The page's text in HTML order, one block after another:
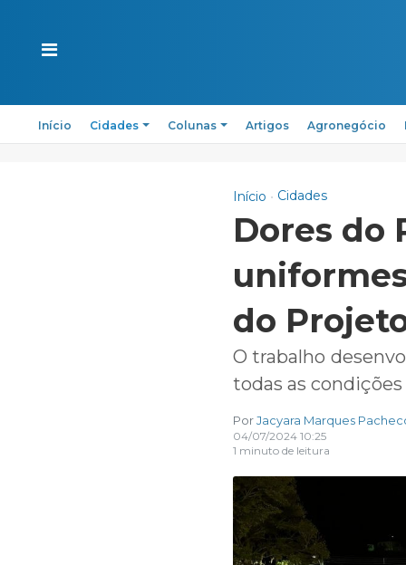
Início Cidades Colunas Artigos Agronegócio
Início Cidades
Dores do
do
O trabalho
todas as
PorJacyara Marques
04/07/2024 10:25
1 minuto de leitura